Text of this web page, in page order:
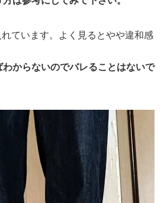
ています。よく見るとやや違和感
わからないのでバレることはないで